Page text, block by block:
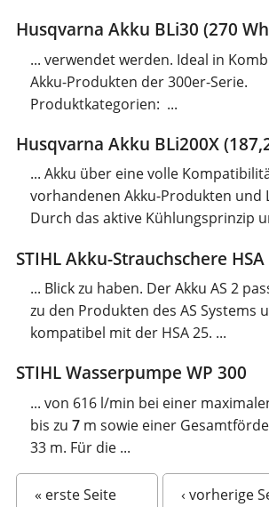
Husqvarna Akku BLi30 (270
... verwendet werden. Ideal in
Akku-Produkten der 300er-Serie.
Produktkategorien: ...
Husqvarna Akku BLi200X
... Akku über eine volle
vorhandenen Akku-Produkten und
Durch das aktive Kühlungsprinzip
STIHL Akku-Strauchschere HSA
... Blick zu haben. Der Akku AS 2
zu den Produkten des AS Systems
kompatibel mit der HSA 25. ...
STIHL Wasserpumpe WP 300
... von 616 l/min bei einer
bis zu 7 m sowie einer
33 m. Für die ...
« erste Seite ‹ vorherige